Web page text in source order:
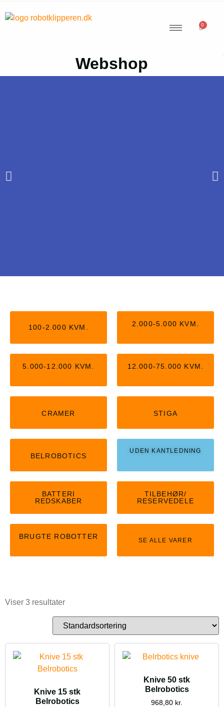
0
Webshop
Nu kan du få Stiga robotter, der arbejder helt
uden kantledning. Kan passe op til 5.000
100-2.000 KVM. 2.000-5.000 KVM.
5.000-12.000 KVM. 12.000-75.000 KVM.
CRAMER STIGA
BELROBOTICS
UDEN KANTLEDNING
BATTERI
REDSKABER
TILBEHØR/
RESERVEDELE
BRUGTE ROBOTTER SE ALLE VARER
Viser 3 resultater
Knive 15 stk
Belrobotics
Knive 50 stk
Belrobotics
968,80 kr.